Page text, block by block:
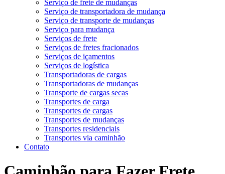
Serviço de frete de mudanças
Serviço de transportadora de mudança
Serviço de transporte de mudanças
Serviço para mudança
Serviços de frete
Serviços de fretes fracionados
Serviços de içamentos
Serviços de logística
Transportadoras de cargas
Transportadoras de mudanças
Transporte de cargas secas
Transportes de carga
Transportes de cargas
Transportes de mudanças
Transportes residenciais
Transportes via caminhão
Contato